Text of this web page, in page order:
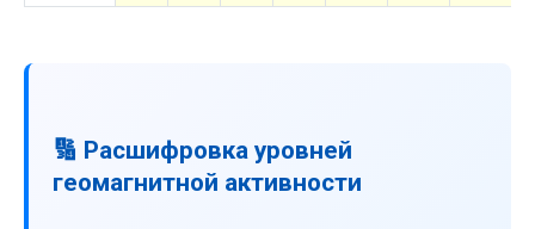
🔢 Расшифровка уровней
геомагнитной активности